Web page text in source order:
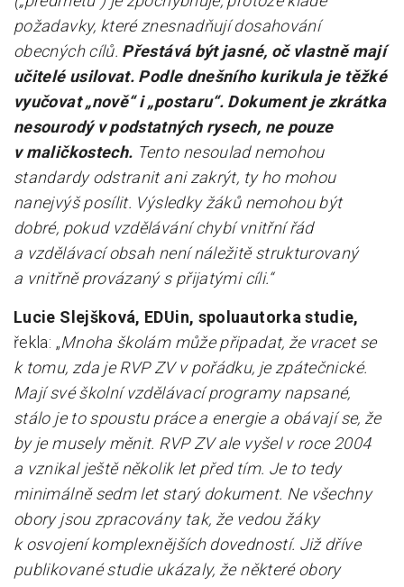
požadavky, které znesnadňují dosahování
obecných cílů. Přestává být jasné, oč vlastně mají
učitelé usilovat. Podle dnešního kurikula je těžké
vyučovat „nově“ i „postaru“. Dokument je zkrátka
nesourodý v podstatných rysech, ne pouze
v maličkostech. Tento nesoulad nemohou
standardy odstranit ani zakrýt, ty ho mohou
nanejvýš posílit. Výsledky žáků nemohou být
dobré, pokud vzdělávání chybí vnitřní řád
a vzdělávací obsah není náležitě strukturovaný
a vnitřně provázaný s přijatými cíli.“
Lucie Slejšková, EDUin, spoluautorka studie,
řekla: „Mnoha školám může připadat, že vracet se
k tomu, zda je RVP ZV v pořádku, je zpátečnické.
Mají své školní vzdělávací programy napsané,
stálo je to spoustu práce a energie a obávají se, že
by je musely měnit. RVP ZV ale vyšel v roce 2004
a vznikal ještě několik let před tím. Je to tedy
minimálně sedm let starý dokument. Ne všechny
obory jsou zpracovány tak, že vedou žáky
k osvojení komplexnějších dovedností. Již dříve
publikované studie ukázaly, že některé obory